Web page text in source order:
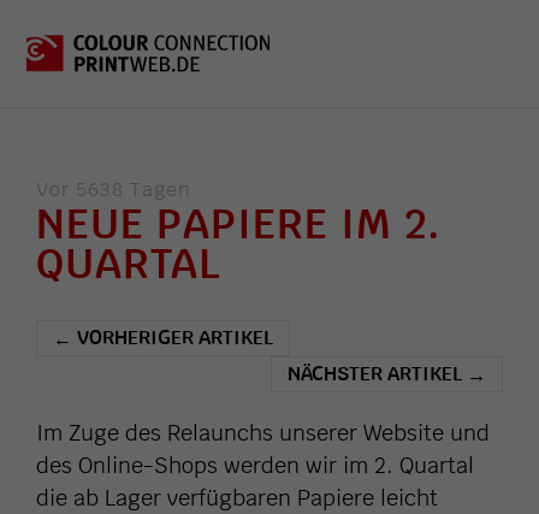
Vor 5638 Tagen
NEUE PAPIERE IM 2.
QUARTAL
← VORHERIGER ARTIKEL
NÄCHSTER ARTIKEL →
Im Zuge des Relaunchs unserer Website und
des Online-Shops werden wir im 2. Quartal
die ab Lager verfügbaren Papiere leicht